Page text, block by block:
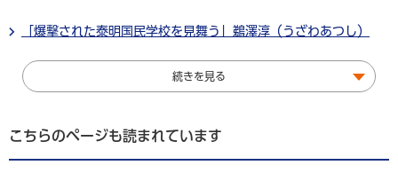
「爆撃された泰明国民学校を見舞う」鵜澤淳（うざわあつし）
続きを見る
こちらのページも読まれています